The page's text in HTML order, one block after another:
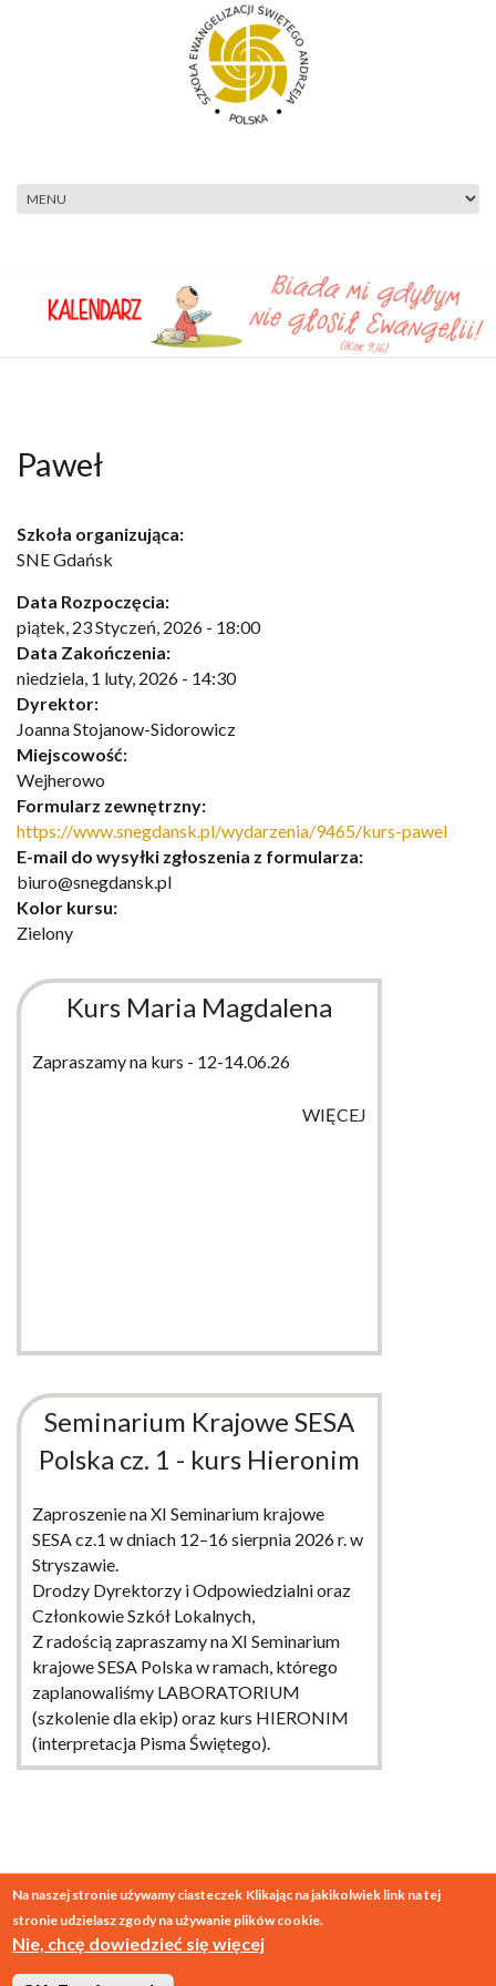
Paweł
Szkoła organizująca:
SNE Gdańsk
Data Rozpoczęcia:
piątek, 23 Styczeń, 2026 - 18:00
Data Zakończenia:
niedziela, 1 luty, 2026 - 14:30
Dyrektor:
Joanna Stojanow-Sidorowicz
Miejscowość:
Wejherowo
Formularz zewnętrzny:
https://www.snegdansk.pl/wydarzenia/9465/kurs-pawel
E-mail do wysyłki zgłoszenia z formularza:
biuro@snegdansk.pl
Kolor kursu:
Zielony
Kurs Maria Magdalena
Zapraszamy na kurs - 12-14.06.26
WIĘCEJ
Seminarium Krajowe SESA
Polska cz. 1 - kurs Hieronim
Zaproszenie na XI Seminarium krajowe
SESA cz.1 w dniach 12–16 sierpnia 2026 r. w
Stryszawie.
Drodzy Dyrektorzy i Odpowiedzialni oraz
Członkowie Szkół Lokalnych,
Z radością zapraszamy na XI Seminarium
krajowe SESA Polska w ramach, którego
zaplanowaliśmy LABORATORIUM
(szkolenie dla ekip) oraz kurs HIERONIM
(interpretacja Pisma Świętego).
© 2026SESA Polska
Na naszej stronie używamy ciasteczek Klikając na jakikolwiek link na tej
stronie udzielasz zgody na używanie plików cookie.
Nie, chcę dowiedzieć się więcej